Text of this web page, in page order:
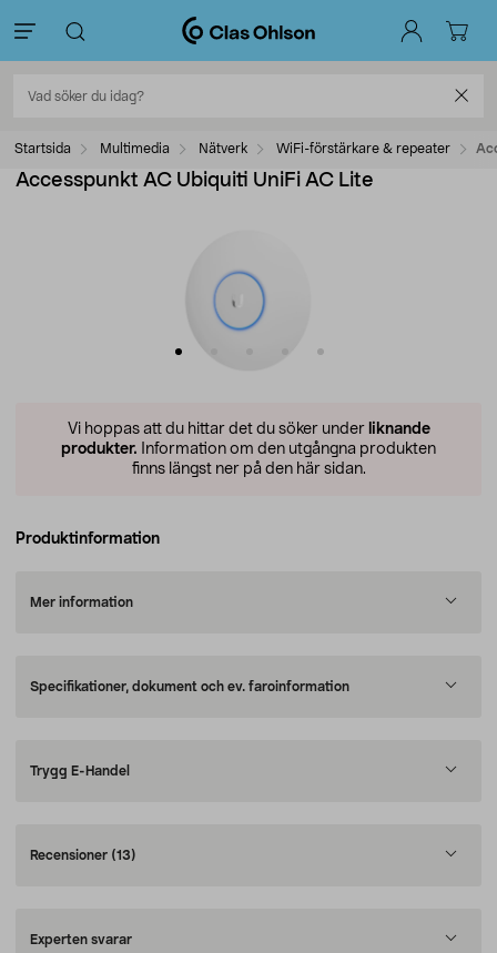
Startsida Multimedia Nätverk WiFi-förstärkare & repeater
Accesspunkt AC Ubiquiti UniFi AC Lite
Vi hoppas att du hittar det du söker under liknande
produkter. Information om den utgångna produkten
finns längst ner på den här sidan.
Produktinformation
Mer information
Specifikationer, dokument och ev. faroinformation
Trygg E-Handel
Recensioner (13)
Experten svarar